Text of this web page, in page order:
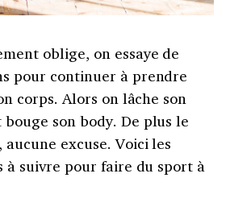
oblige, on essaye de
pour continuer à prendre
corps. Alors on lâche son
son body. De plus le
excuse. Voici les
à suivre pour faire du sport à